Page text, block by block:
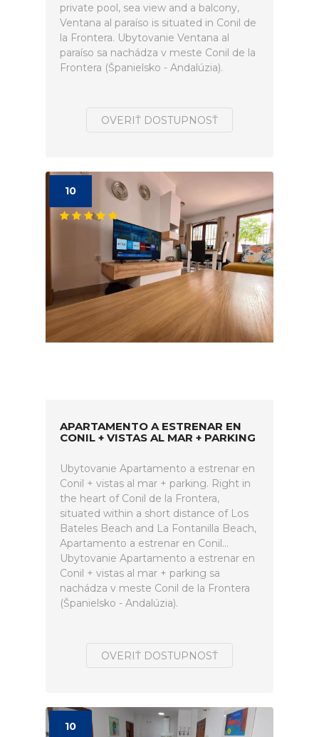
private pool, sea view and a balcony,
Ventana al paraíso is situated in Conil de
la Frontera. Ubytovanie Ventana al
paraíso sa nachádza v meste Conil de la
Frontera (Španielsko - Andalúzia).
OVERIŤ DOSTUPNOSŤ
10
APARTAMENTO A ESTRENAR EN
CONIL + VISTAS AL MAR + PARKING
Ubytovanie Apartamento a estrenar en
Conil + vistas al mar + parking. Right in
the heart of Conil de la Frontera,
situated within a short distance of Los
Bateles Beach and La Fontanilla Beach,
Apartamento a estrenar en Conil...
Ubytovanie Apartamento a estrenar en
Conil + vistas al mar + parking sa
nachádza v meste Conil de la Frontera
(Španielsko - Andalúzia).
OVERIŤ DOSTUPNOSŤ
10